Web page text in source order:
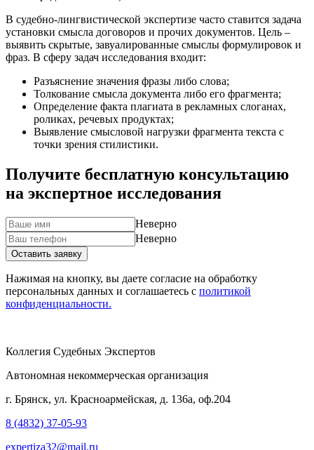
В судебно-лингвистической экспертизе часто ставится задача
установки смысла договоров и прочих документов. Цель –
выявить скрытые, завуалированные смыслы формулировок и
фраз. В сферу задач исследования входит:
Разъяснение значения фразы либо слова;
Толкование смысла документа либо его фрагмента;
Определение факта плагиата в рекламных слоганах,
роликах, речевых продуктах;
Выявление смысловой нагрузки фрагмента текста с
точки зрения стилистики.
Получите бесплатную консультацию
на экспертное исследования
Неверно
Неверно
Нажимая на кнопку, вы даете согласие на обработку
персональных данных и соглашаетесь c политикой
конфиденциальности.
Коллегия Судебных Экспертов
Автономная некоммерческая организация
г. Брянск, ул. Красноармейская, д. 136а, оф.204
8 (4832) 37-05-93
expertiza32@mail.ru